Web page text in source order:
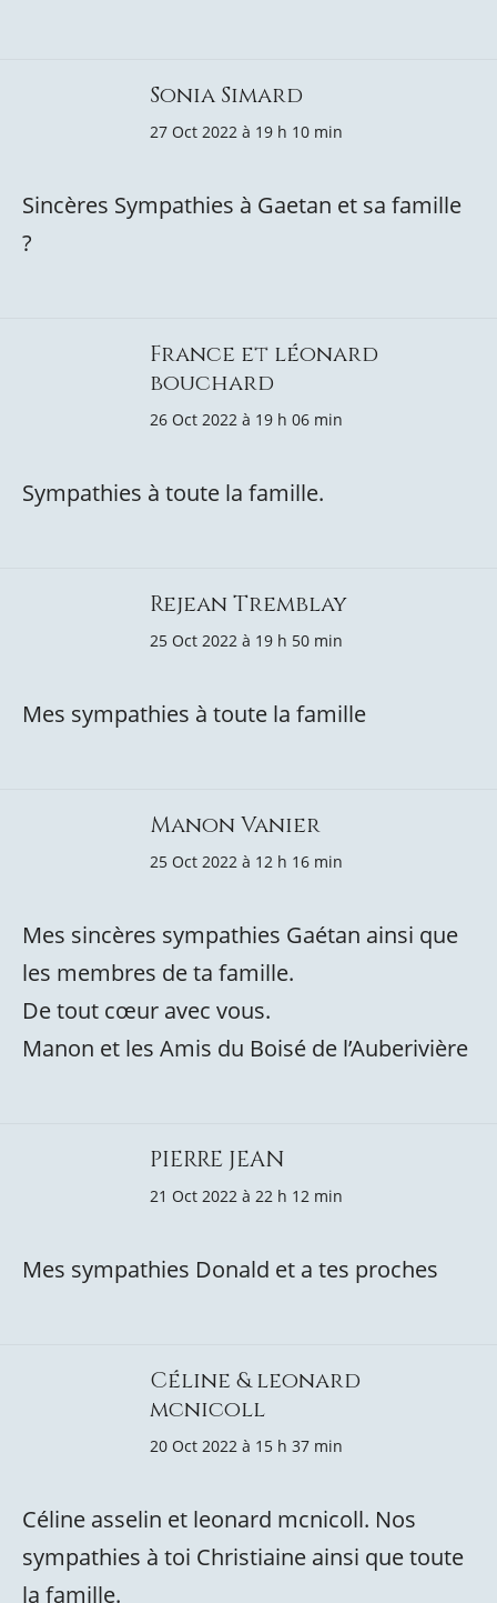
Sonia Simard
27 Oct 2022 à 19 h 10 min
Sincères Sympathies à Gaetan et sa famille
?
France et léonard
bouchard
26 Oct 2022 à 19 h 06 min
Sympathies à toute la famille.
Rejean Tremblay
25 Oct 2022 à 19 h 50 min
Mes sympathies à toute la famille
Manon Vanier
25 Oct 2022 à 12 h 16 min
Mes sincères sympathies Gaétan ainsi que
les membres de ta famille.
De tout cœur avec vous.
Manon et les Amis du Boisé de l’Auberivière
PIERRE JEAN
21 Oct 2022 à 22 h 12 min
Mes sympathies Donald et a tes proches
Céline & leonard
mcnicoll
20 Oct 2022 à 15 h 37 min
Céline asselin et leonard mcnicoll. Nos
sympathies à toi Christiaine ainsi que toute
la famille.